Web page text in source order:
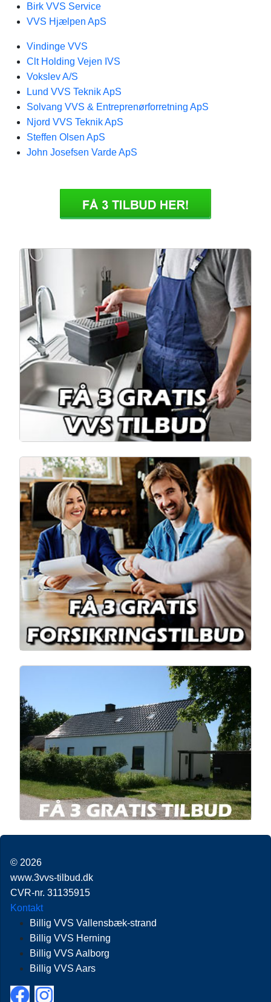
Birk VVS Service
VVS Hjælpen ApS
Vindinge VVS
Clt Holding Vejen IVS
Vokslev A/S
Lund VVS Teknik ApS
Solvang VVS & Entreprenørforretning ApS
Njord VVS Teknik ApS
Steffen Olsen ApS
John Josefsen Varde ApS
© 2026
www.3vvs-tilbud.dk
CVR-nr. 31135915
Kontakt
Billig VVS Vallensbæk-strand
Billig VVS Herning
Billig VVS Aalborg
Billig VVS Aars